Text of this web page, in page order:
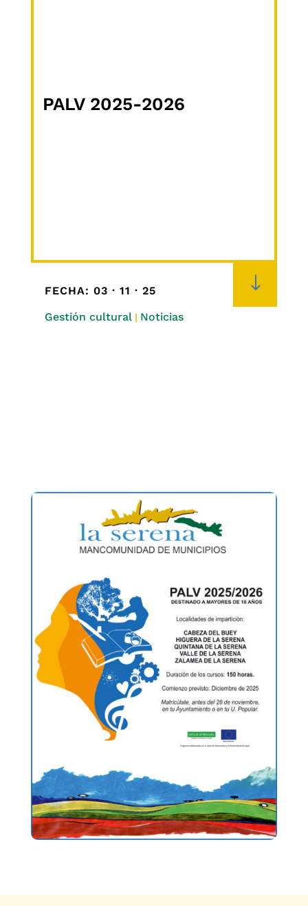
PALV 2025-2026
"
FECHA: 03 · 11 · 25
Gestión cultural| Noticias